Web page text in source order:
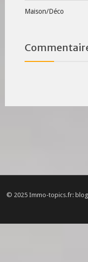
Maison/Déco
© 2025 Immo-topics.fr: